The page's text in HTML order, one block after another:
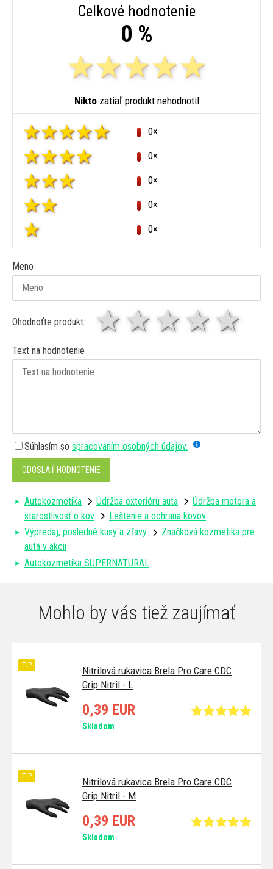
Celkové hodnotenie
0 %
Niktozatiaľ produkt nehodnotil
0×
0×
0×
0×
0×
Meno
Ohodnoťte produkt: 4
3
2 hviezdy
1 hviezda
Text na hodnotenie
Súhlasím so spracovaním osobných údajov.
ODOSLAŤ HODNOTENIE
Autokozmetika Údržba exteriéru auta
Údržba motora a
starostlivosť o kov
Leštenie a ochrana kovov
Výpredaj, posledné kusy a zľavy
Značková kozmetika pre
autá v akcii
Autokozmetika SUPERNATURAL
Mohlo by vás tiež zaujímať
Nitrilová rukavica Brela Pro Care CDC
Grip Nitril - L
TIP
0,39 EUR
Skladom
Nitrilová rukavica Brela Pro Care CDC
Grip Nitril - M
TIP
0,39 EUR
Skladom